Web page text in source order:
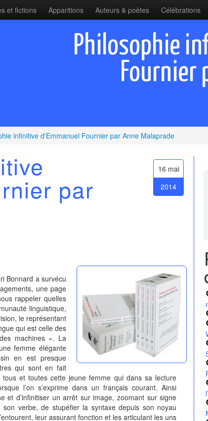
et fictions Apparitions Auteurs & poètes Célébrations
Philosophie
Fournier
infinitive d'Emmanuel Fournier par Anne Malaprade
16 mai
2014
par
a survécu
une page
rappeler quelles
linguistique,
le représentant
qui est celle des
machines ». La
femme élégante
en est presque
qui sont en fait
et toutes cette jeune femme qui dans sa lecture
l’on s’exprime dans un français courant. Ainsi
et d’infinitiser un arrêt sur image, zoomant sur signe
verbe, de stupéfier la syntaxe depuis son noyau
leur assurant fonction et les articulant les uns